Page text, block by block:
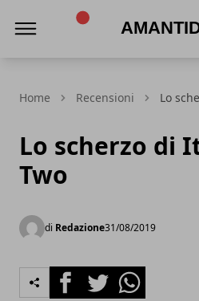
Home Recensioni Lo
Lo scherzo di
Two
di Redazione31/08/2019
FacebookTwitterWhatsapp